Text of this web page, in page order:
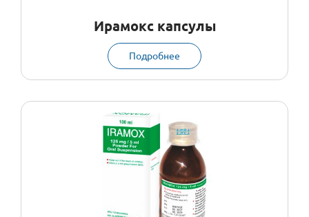
Ирамокс капсулы
Подробнее